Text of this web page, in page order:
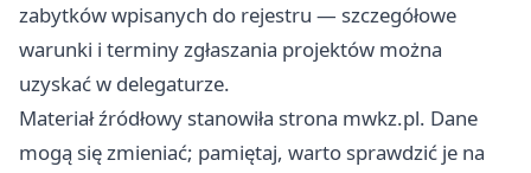
zabytków wpisanych do rejestru — szczegółowe
warunki i terminy zgłaszania projektów można
uzyskać w delegaturze.
Materiał źródłowy stanowiła strona mwkz.pl. Dane
mogą się zmieniać; pamiętaj, warto sprawdzić je na